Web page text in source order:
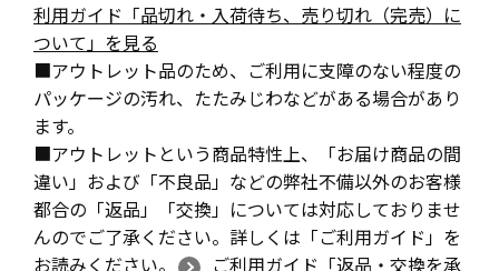
利用ガイド「品切れ・入荷待ち、売り切れ（完売）に
ついて」を見る
■アウトレット品のため、ご利用に支障のない程度の
パッケージの汚れ、たたみじわなどがある場合があり
ます。
■アウトレットという商品特性上、「お届け商品の間
違い」および「不良品」などの弊社不備以外のお客様
都合の「返品」「交換」については対応しておりませ
んのでご了承ください。詳しくは「ご利用ガイド」を
お読みください。
ご利用ガイド「返品・交換を承